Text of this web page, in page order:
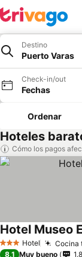
Destino
Puerto Varas
Check-in/out
Fechas
Ordenar
Hoteles
Cómo los pagos
3 Estrellas
Hotel Cocina
Hotel Museo
8,1 Muy bueno